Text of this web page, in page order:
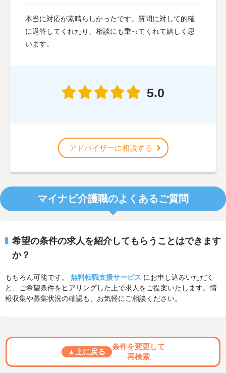
本当に対応が素晴らしかったです。質問に対して的確
に返答してくれたり、相談にも乗ってくれて嬉しく思
います。
5.0
アドバイザーに相談する
マイナビ介護職のよくあるご質問
希望の条件の求人を紹介してもらうことはできます
か？
もちろん可能です。 無料転職支援サービス にお申し込みいただく
と、ご希望条件をヒアリングした上で求人をご提案いたします。情
報収集や募集状況の確認も、お気軽にご相談ください。
▲上に戻る
条件を変更して
再検索